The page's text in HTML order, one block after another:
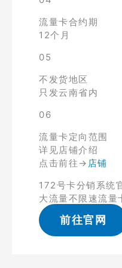
流量卡合约期
12个月
05
不发货地区
只发云南省内
06
流量卡定向范围
详见店铺介绍
点击前往→ 店铺
172号卡分销系统
大流量不限速流量
前往官网